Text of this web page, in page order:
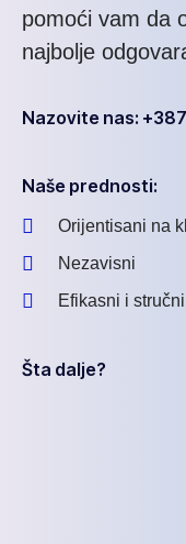
pomoći vam da
najbolje
Nazovite nas:
Naše prednosti:
Orijentisani na
Nezavisni
Efikasni i stručni
Šta dalje?